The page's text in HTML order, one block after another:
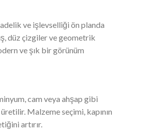
ve işlevselliği ön planda
düz çizgiler ve geometrik
ve şık bir görünüm
cam veya ahşap gibi
Malzeme seçimi, kapının
artırır.